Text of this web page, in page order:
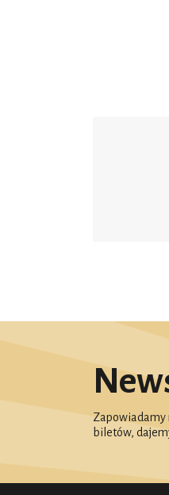
Zapowiadamy
biletów,